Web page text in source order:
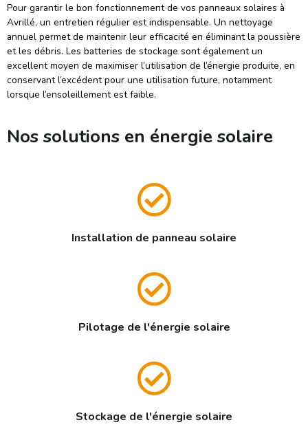
Pour garantir le bon fonctionnement de vos panneaux solaires à
Avrillé, un entretien régulier est indispensable. Un nettoyage
annuel permet de maintenir leur efficacité en éliminant la poussière
et les débris. Les batteries de stockage sont également un
excellent moyen de maximiser l’utilisation de l’énergie produite, en
conservant l’excédent pour une utilisation future, notamment
lorsque l’ensoleillement est faible.
Nos solutions en énergie solaire
Installation de panneau solaire
Pilotage de l'énergie solaire
Stockage de l'énergie solaire